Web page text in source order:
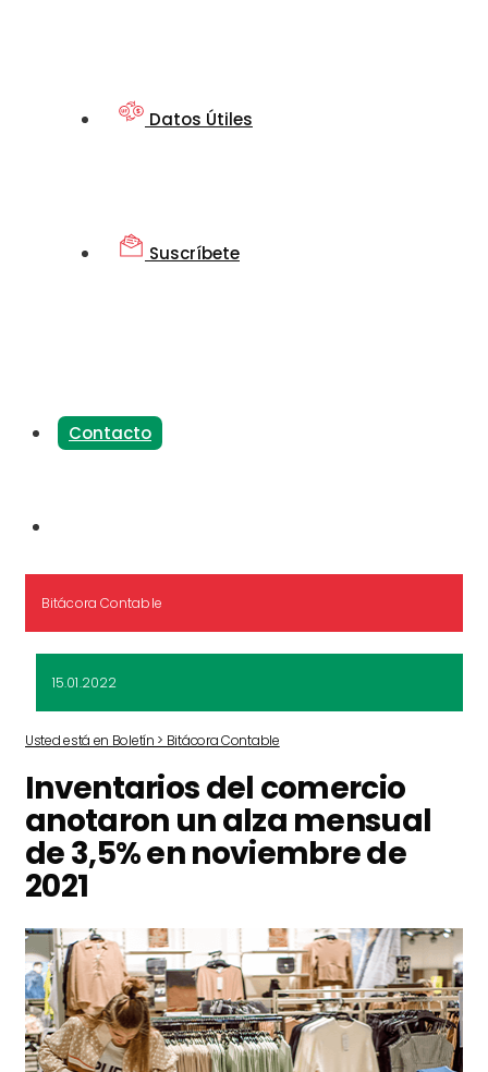
Datos Útiles
Suscríbete
Contacto
Bitácora Contable
15.01.2022
Usted está en Boletín > Bitácora Contable
Inventarios del comercio
anotaron un alza mensual
de 3,5% en noviembre de
2021